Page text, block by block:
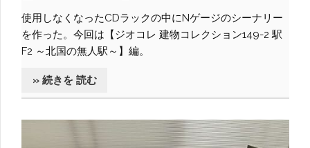
使用しなくなったCDラックの中にNゲージのシーナリー
を作った。今回は【ジオコレ 建物コレクション149-2 駅
F2 ～北国の無人駅～】編。
» 続きを 読む